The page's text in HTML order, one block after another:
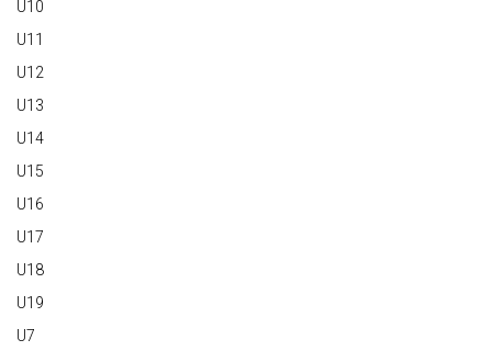
U10
U11
U12
U13
U14
U15
U16
U17
U18
U19
U7